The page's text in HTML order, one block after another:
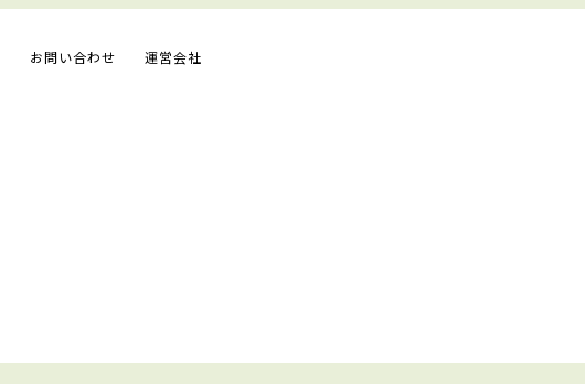
お問い合わせ 運営会社